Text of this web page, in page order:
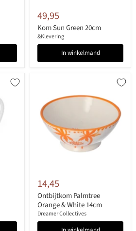
49,95
Kom Sun Green 20cm
&Klevering
In winkelmand
14,45
Ontbijtkom Palmtree
Orange & White 14cm
Dreamer Collectives